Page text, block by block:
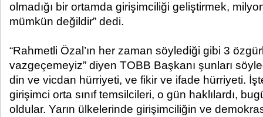
olmadığı bir ortamda girişimciliği geliştirmek,
mümkün değildir” dedi.
“Rahmetli Özal’ın her zaman söylediği gibi 3
vazgeçemeyiz” diyen TOBB Başkanı şunları
din ve vicdan hürriyeti, ve fikir ve ifade hürriyeti.
girişimci orta sınıf temsilcileri, o gün haklılardı,
oldular. Yarın ülkelerinde girişimciliğin ve